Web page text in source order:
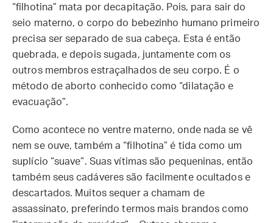
“filhotina” mata por decapitação. Pois, para sair do
seio materno, o corpo do bebezinho humano primeiro
precisa ser separado de sua cabeça. Esta é então
quebrada, e depois sugada, juntamente com os
outros membros estraçalhados de seu corpo. É o
método de aborto conhecido como “dilatação e
evacuação”.
Como acontece no ventre materno, onde nada se vê
nem se ouve, também a “filhotina” é tida como um
suplício “suave”. Suas vítimas são pequeninas, então
também seus cadáveres são facilmente ocultados e
descartados. Muitos sequer a chamam de
assassinato, preferindo termos mais brandos como